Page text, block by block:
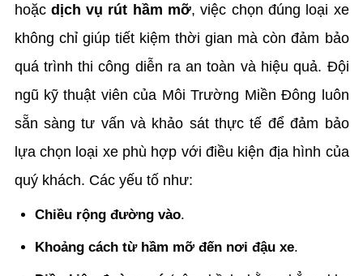
hoặc dịch vụ rút hầm mỡ, việc chọn đúng loại xe
không chỉ giúp tiết kiệm thời gian mà còn đảm bảo
quá trình thi công diễn ra an toàn và hiệu quả. Đội
ngũ kỹ thuật viên của Môi Trường Miền Đông luôn
sẵn sàng tư vấn và khảo sát thực tế để đảm bảo
lựa chọn loại xe phù hợp với điều kiện địa hình của
quý khách. Các yếu tố như:
Chiều rộng đường vào.
Khoảng cách từ hầm mỡ đến nơi đậu xe.